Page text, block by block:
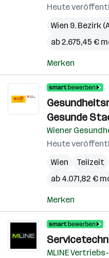
Heute
Wien 9. Bezirk
ab 2.675,45 €
Merken
Gesunde
Wiener
Heute
Wien
Teilzeit
ab 4.071,82 €
Merken
MLINE